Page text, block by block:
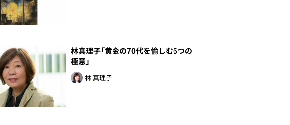
林真理子「黄金の70代を愉しむ6つの
極意」
林 真理子